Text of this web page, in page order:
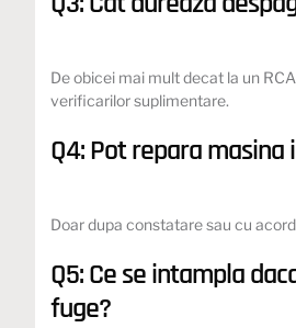
De obicei mai mult decat la un
verificarilor suplimentare.
Q4: Pot repara masina
Doar dupa constatare sau cu
Q5: Ce se intampla
fuge?